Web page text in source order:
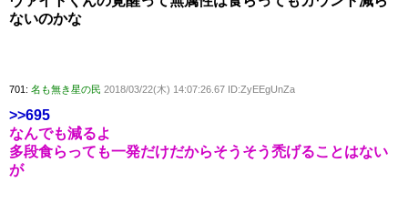
ないのかな
701: 名も無き星の民 2018/03/22(木) 14:07:26.67 ID:ZyEEgUnZa
>>695
なんでも減るよ
多段食らっても一発だけだからそうそう禿げることはない
が